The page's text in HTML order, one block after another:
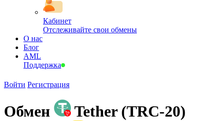
Кабинет
Отслеживайте свои обмены
О нас
Блог
AML
Поддержка
Войти Регистрация
Обмен
Tether (TRC-20)